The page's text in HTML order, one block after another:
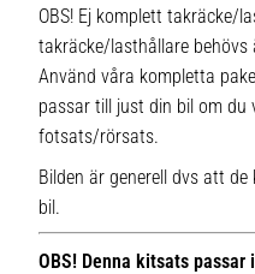
OBS! Ej komplett takräcke/
takräcke/lasthållare
Använd våra kompletta
passar till just din bil om du
fotsats/rörsats.
Bilden är generell dvs att
bil.
OBS! Denna kitsats